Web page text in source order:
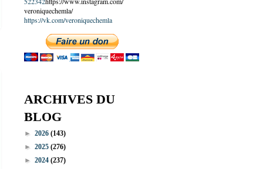
veroniquechemla/
https://vk.com/veroniquechemla
ARCHIVES DU
BLOG
► 2026 (143)
► 2025 (276)
► 2024 (237)